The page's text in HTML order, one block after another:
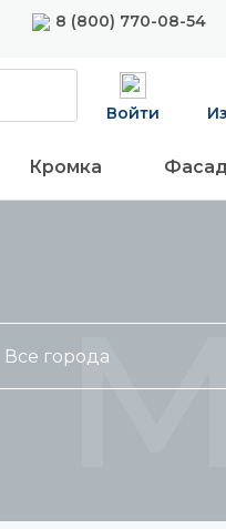
8 (800) 770-08-54
Войти
Кромка
Все города